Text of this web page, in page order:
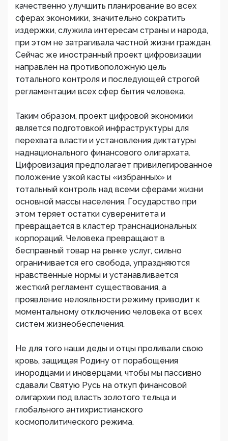
качественно улучшить планирование во всех
сферах экономики, значительно сократить
издержки, служила интересам страны и народа,
при этом не затрагивала частной жизни граждан.
Сейчас же иностранный проект цифровизации
направлен на противоположную цель
тотального контроля и последующей строгой
регламентации всех сфер бытия человека.
Таким образом, проект цифровой экономики
является подготовкой инфраструктуры для
перехвата власти и установления диктатуры
наднационального финансового олигархата.
Цифровизация предполагает привилегированное
положение узкой касты «избранных» и
тотальный контроль над всеми сферами жизни
основной массы населения. Государство при
этом теряет остатки суверенитета и
превращается в кластер транснациональных
корпораций. Человека превращают в
бесправный товар на рынке услуг, сильно
ограничивается его свобода, упраздняются
нравственные нормы и устанавливается
жесткий регламент существования, а
проявление нелояльности режиму приводит к
моментальному отключению человека от всех
систем жизнеобеспечения.
Не для того наши деды и отцы проливали свою
кровь, защищая Родину от порабощения
инородцами и иноверцами, чтобы мы пассивно
сдавали Святую Русь на откуп финансовой
олигархии под власть золотого тельца и
глобального антихристианского
космополитического режима.